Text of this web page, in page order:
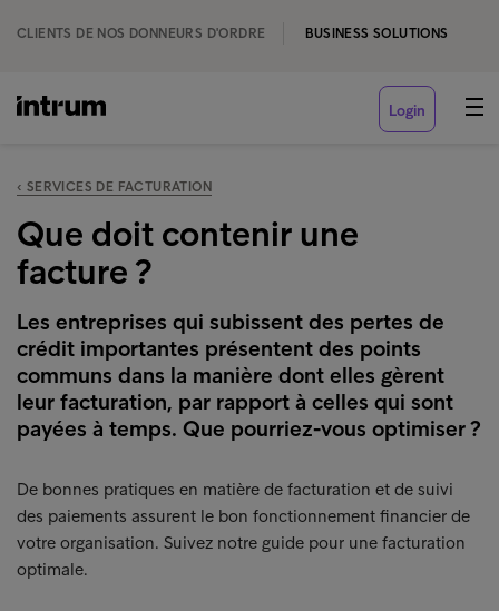
CLIENTS DE NOS DONNEURS D'ORDRE BUSINESS SOLUTIONS
Login
‹ SERVICES DE FACTURATION
Que doit contenir une
facture ?
Les entreprises qui subissent des pertes de
crédit importantes présentent des points
communs dans la manière dont elles gèrent
leur facturation, par rapport à celles qui sont
payées à temps. Que pourriez-vous optimiser ?
De bonnes pratiques en matière de facturation et de suivi
des paiements assurent le bon fonctionnement financier de
votre organisation. Suivez notre guide pour une facturation
optimale.